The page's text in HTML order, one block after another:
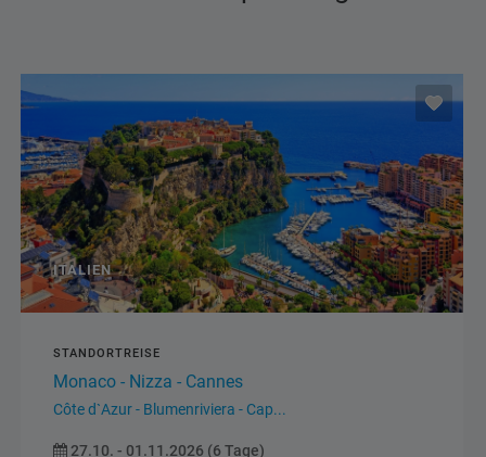
ITALIEN
Lago Maggiore - Mailand
Zugfahrt Centovallibahn von